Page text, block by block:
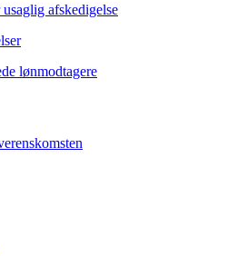
afskedigelse
lønmodtagere